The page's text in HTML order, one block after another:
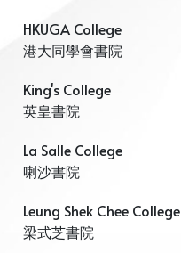
HKUGA College
港大同學會書院
King's College
英皇書院
La Salle College
喇沙書院
Leung Shek Chee College
梁式芝書院